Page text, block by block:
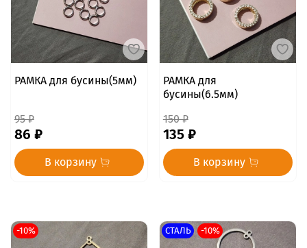
РАМКА для бусины(5мм)
95 ₽
86 ₽
В корзину
РАМКА для
бусины(6.5мм)
150 ₽
135 ₽
В корзину
-10% СТАЛЬ -10%